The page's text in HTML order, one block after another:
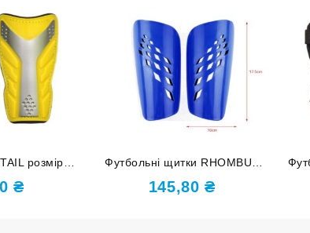
розмір M
жовті
₴
Футбольні щитки RHOMBUS
розмір M F654-M blue сині
145,80₴